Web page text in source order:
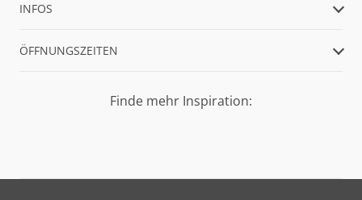
INFOS
ÖFFNUNGSZEITEN
Finde mehr Inspiration: